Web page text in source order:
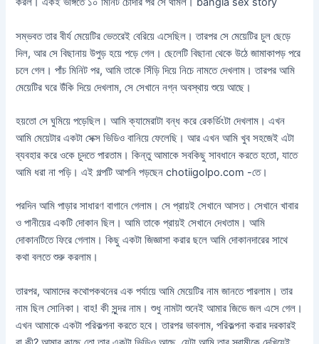
সম্ভবত তার বীর্য মেয়েটির ভেতরেই বেরিয়ে এসেছিল। তারপর সে মেয়েটির চুল ছেড়ে
দিল, আর সে বিছানায় উপুড় হয়ে পড়ে গেল। ছেলেটি বিছানা থেকে উঠে জামাকাপড় পরে
চলে গেল। পাঁচ মিনিট পর, আমি তাকে সিঁড়ি দিয়ে নিচে নামতে দেখলাম। তারপর আমি
মেয়েটির ঘরে উঁকি দিয়ে দেখলাম, সে সেখানে নগ্ন অবস্থায় শুয়ে আছে।
হয়তো সে ঘুমিয়ে পড়েছিল। আমি ক্যামেরাটা বন্ধ করে রেকর্ডিংটা দেখলাম। এখন
আমি মেয়েটার একটা সেক্স ভিডিও বানিয়ে ফেলেছি। আর এখন আমি খুব সহজেই এটা
ব্যবহার করে ওকে চুদতে পারতাম। কিন্তু আমাকে সবকিছু সাবধানে করতে হতো, যাতে
আমি ধরা না পড়ি। এই গল্পটি আপনি পড়ছেন chotiigolpo.com -তে।
পরদিন আমি পাড়ার সাধারণ বাগানে গেলাম। সে প্রায়ই সেখানে আসত। সেখানে খাবার
ও পানীয়ের একটি দোকান ছিল। আমি তাকে প্রায়ই সেখানে দেখতাম। আমি
দোকানটিতে ফিরে গেলাম। কিছু একটা জিজ্ঞাসা করার ছলে আমি দোকানদারের সাথে
কথা বলতে শুরু করলাম।
তারপর, আমাদের কথোপকথনের এক পর্যায়ে আমি মেয়েটির নাম জানতে পারলাম। তার
নাম ছিল সোনিকা। বাহ! কী সুন্দর নাম। শুধু নামটা শুনেই আমার জিভে জল এসে গেল।
এখন আমাকে একটা পরিকল্পনা করতে হবে। তারপর ভাবলাম, পরিকল্পনা করার দরকারই